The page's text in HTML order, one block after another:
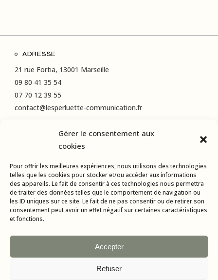
Gérer le consentement aux
cookies
Pour offrir les meilleures expériences, nous utilisons des technologies
telles que les cookies pour stocker et/ou accéder aux informations
des appareils. Le fait de consentir à ces technologies nous permettra
de traiter des données telles que le comportement de navigation ou
les ID uniques sur ce site. Le fait de ne pas consentir ou de retirer son
consentement peut avoir un effet négatif sur certaines caractéristiques
et fonctions.
Accepter
Refuser
ADRESSE
21 rue Fortia, 13001 Marseille
09 80 41 35 54
07 70 12 39 55
contact@lesperluette-communication.fr
RÉSEAUX SOCIAUX
LinkedIn
Facebook